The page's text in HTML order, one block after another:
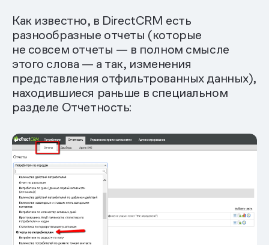
Как известно, в DirectCRM есть
разнообразные отчеты (которые
не совсем отчеты — в полном смысле
этого слова — а так, изменения
представления отфильтрованных данных),
находившиеся раньше в специальном
разделе Отчетность: